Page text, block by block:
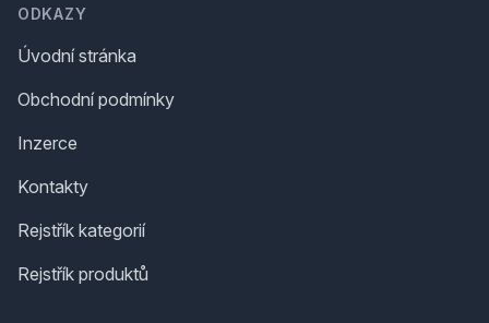
ODKAZY
Úvodní stránka
Obchodní podmínky
Inzerce
Kontakty
Rejstřík kategorií
Rejstřík produktů